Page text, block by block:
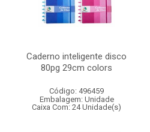
Caderno inteligente disco
80pg 29cm colors
Código: 496459
Embalagem: Unidade
Caixa Com: 24 Unidade(s)